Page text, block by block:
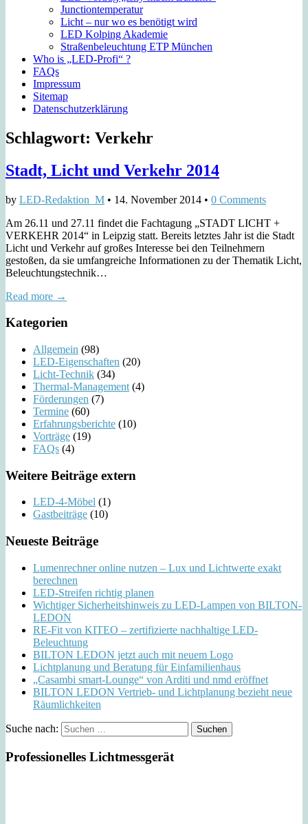
Junctiontemperatur
Licht – nur wo es benötigt wird
LED Kolping Akademie
Straßenbeleuchtung ETP München
Who is „LED-Profi“ ?
FAQs
Impressum
Sitemap
Datenschutzerklärung
Schlagwort: Verkehr
Stadt, Licht und Verkehr 2014
by LED-Redaktion_M • 14. November 2014 • 0 Comments
Am 26.11 und 27.11 findet die Fachtagung „STADT LICHT +
VERKEHR 2014“ in Leipzig statt. Bereits letztes Jahr ist die Stadt
Licht und Verkehr auf großes Interesse bei den Teilnehmern
gestoßen, da sie umfangreiche Informationen zu der Thematik Licht,
Beleuchtungstechnik…
Read more →
Kategorien
Allgemein (98)
LED-Eigenschaften (20)
Licht-Technik (34)
Thermal-Management (4)
Förderungen (7)
Termine (60)
Erfahrungsberichte (10)
Vorträge (19)
FAQs (4)
Weitere Beiträge extern
LED-4-Möbel (1)
Gastbeiträge (10)
Neueste Beiträge
Lumenrechner online nutzen – Lux und Lichtwerte exakt
berechnen
LED-Streifen richtig planen
Wichtiger Sicherheitshinweis zu LED-Lampen von BILTON-
LEDON
RE-Fit von KITEO – zertifizierte nachhaltige LED-
Beleuchtung
BILTON LEDON jetzt auch mit neuem Logo
Lichtplanung und Beratung für Einfamilienhaus
„Casambi smart-Lounge“ von Arditi und nmd eröffnet
BILTON LEDON Vertrieb- und Lichtplanung bezieht neue
Räumlichkeiten
Suche nach:
Professionelles Lichtmessgerät